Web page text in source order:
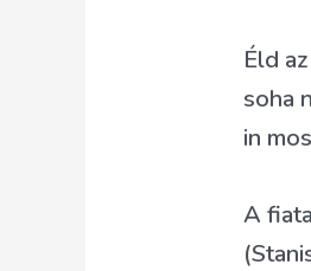
Éld
soha
in
A